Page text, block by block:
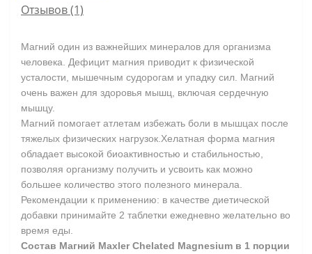
Отзывов (1)
Магний один из важнейших минералов для организма
человека. Дефицит магния приводит к физической
усталости, мышечным судорогам и упадку сил. Магний
очень важен для здоровья мышц, включая сердечную
мышцу.
Магний помогает атлетам избежать боли в мышцах после
тяжелых физических нагрузок.Хелатная форма магния
обладает высокой биоактивностью и стабильностью,
позволяя организму получить и усвоить как можно
большее количество этого полезного минерала.
Рекомендации к применению: в качестве диетической
добавки принимайте 2 таблетки ежедневно желательно во
время еды.
Состав Магний Maxler Chelated Magnesium в 1 порции